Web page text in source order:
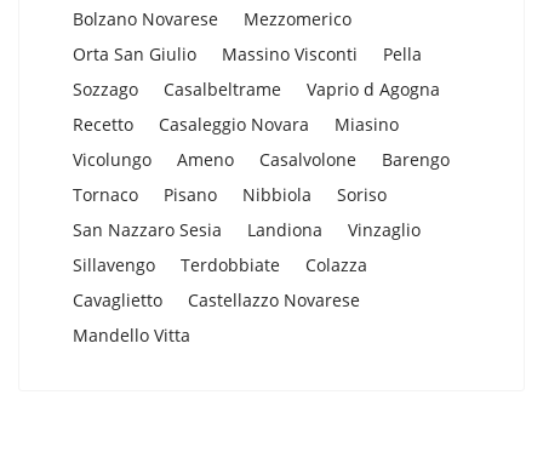
Bolzano Novarese
Mezzomerico
Orta San Giulio
Massino Visconti
Pella
Sozzago
Casalbeltrame
Vaprio d Agogna
Recetto
Casaleggio Novara
Miasino
Vicolungo
Ameno Casalvolone
Barengo
Tornaco
Pisano Nibbiola
Soriso
San Nazzaro Sesia
Landiona
Vinzaglio
Sillavengo
Terdobbiate
Colazza
Cavaglietto
Castellazzo Novarese
Mandello Vitta